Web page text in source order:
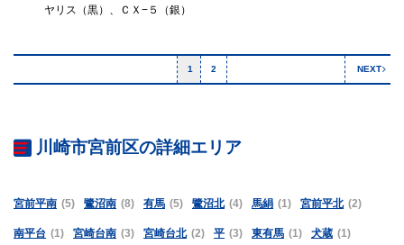
ヤリス（黒）、ＣＸ−５（銀）
1 2 NEXT
川崎市宮前区の詳細エリア
宮前平南 (5) 鷺沼南 (8) 有馬 (5) 鷺沼北 (4) 馬絹 (1) 宮前平北 (2)
南平台 (1) 宮崎台南 (3) 宮崎台北 (2) 平 (3) 東有馬 (1) 犬蔵 (1)